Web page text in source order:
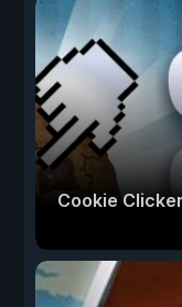
Cookie Clicker